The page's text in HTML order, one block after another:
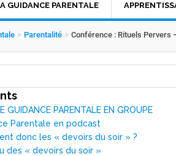
GUIDANCE PARENTALE
> Parentalité > Conférence : Rituels Pervers
GUIDANCE PARENTALE EN GROUPE
Parentale en podcast
donc les « devoirs du soir » ?
des « devoirs du soir »